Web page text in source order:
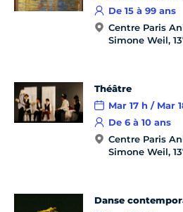
De 15 à 99 ans
Centre Paris
Simone Weil, 13
Théâtre
Mar 17 h / Mar
De 6 à 10 ans
Centre Paris
Simone Weil, 13
Danse